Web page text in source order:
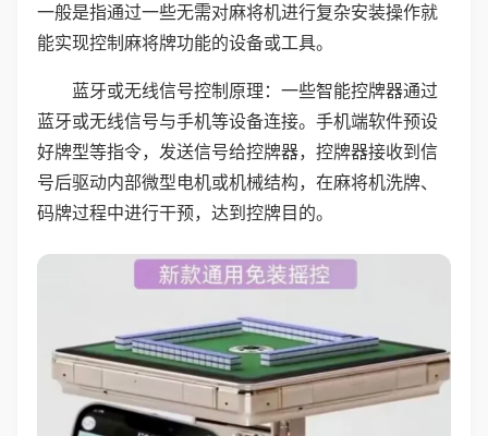
一般是指通过一些无需对麻将机进行复杂安装操作就
能实现控制麻将牌功能的设备或工具。
蓝牙或无线信号控制原理：一些智能控牌器通过
蓝牙或无线信号与手机等设备连接。手机端软件预设
好牌型等指令，发送信号给控牌器，控牌器接收到信
号后驱动内部微型电机或机械结构，在麻将机洗牌、
码牌过程中进行干预，达到控牌目的。